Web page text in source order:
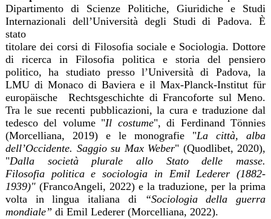
Dipartimento di Scienze Politiche, Giuridiche e Studi
Internazionali dell’Università degli Studi di Padova. È
stato
titolare dei corsi di Filosofia sociale e Sociologia. Dottore
di ricerca in Filosofia politica e storia del pensiero
politico, ha studiato presso l’Università di Padova, la
LMU di Monaco di Baviera e il Max-Planck-Institut für
europäische Rechtsgeschichte di Francoforte sul Meno.
Tra le sue recenti pubblicazioni, la cura e traduzione dal
tedesco del volume "Il costume", di Ferdinand Tönnies
(Morcelliana, 2019) e le monografie "La città, alba
dell’Occidente. Saggio su Max Weber" (Quodlibet, 2020),
"Dalla società plurale allo Stato delle masse.
Filosofia politica e sociologia in Emil Lederer (1882-
1939)" (FrancoAngeli, 2022) e la traduzione, per la prima
volta in lingua italiana di
“Sociologia della guerra
mondiale” di Emil Lederer (Morcelliana, 2022).